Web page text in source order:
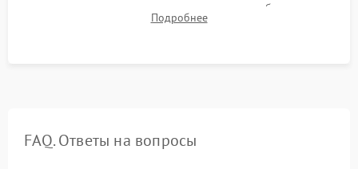
для контроля температурного режима и стабильности
системы под пиковой нагрузкой.
Подробнее
FAQ. Ответы на вопросы